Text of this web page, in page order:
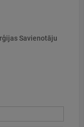
Savienotāju